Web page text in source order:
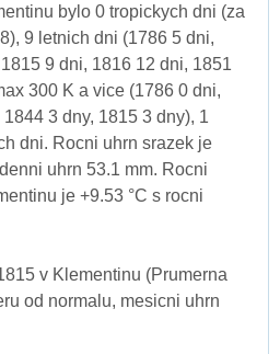
bylo 0 tropickych dni (za
9 letnich dni (1786 5 dni,
9 dni, 1816 12 dni, 1851
300 K a vice (1786 0 dni,
3 dny, 1815 3 dny), 1
dni. Rocni uhrn srazek je
uhrn 53.1 mm. Rocni
je +9.53 °C s rocni
v Klementinu (Prumerna
od normalu, mesicni uhrn